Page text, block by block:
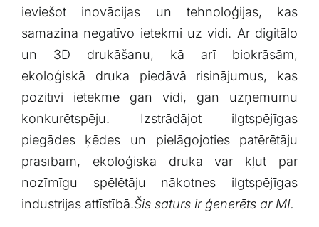
ieviešot inovācijas un⁢ tehnoloģijas, kas
samazina negatīvo ‌ietekmi uz vidi. Ar digitālo
un 3D drukāšanu,‌ kā arī⁣ biokrāsām,
ekoloģiskā druka piedāvā risinājumus, kas
pozitīvi ietekmē gan vidi, gan uzņēmumu
konkurētspēju. ⁢Izstrādājot ilgtspējīgas
piegādes ķēdes un pielāgojoties patērētāju
prasībām, ekoloģiskā druka var kļūt par
nozīmīgu spēlētāju nākotnes ilgtspējīgas⁣
industrijas attīstībā.Šis saturs ir ģenerēts ar ⁤MI.